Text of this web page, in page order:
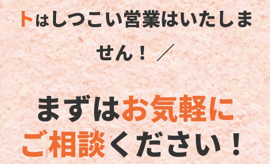
トはしつこい営業はいたしま
せん！ ／
まずはお気軽に
ご相談ください！